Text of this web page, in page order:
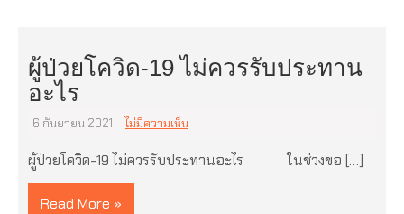
ผู้ป่วยโควิด-19 ไม่ควรรับประทาน
อะไร
6 กันยายน 2021 ไม่มีความเห็น
ผู้ป่วยโควิด-19 ไม่ควรรับประทานอะไร ในช่วงขอ […]
Read More »